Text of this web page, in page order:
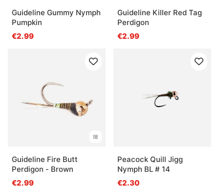
Guideline Gummy Nymph
Pumpkin
€2.99
Guideline Killer Red Tag
Perdigon
€2.99
Guideline Fire Butt
Perdigon - Brown
€2.99
Peacock Quill Jigg
Nymph BL # 14
€2.30